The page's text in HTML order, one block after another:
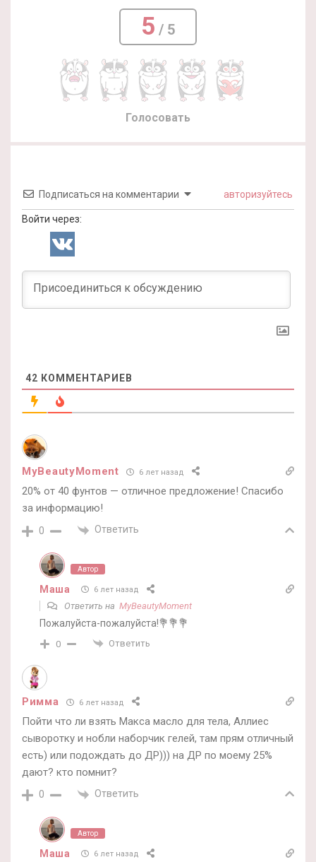
5 / 5
Голосовать
Подписаться на комментарии авторизуйтесь
Войти через:
42 КОММЕНТАРИЕВ
MyBeautyMoment 6 лет назад
20% от 40 фунтов — отличное предложение! Спасибо
за информацию!
0 Ответить
Автор
Маша 6 лет назад
Ответить на MyBeautyMoment
Пожалуйста-пожалуйста!💐💐💐
0 Ответить
Римма 6 лет назад
Пойти что ли взять Макса масло для тела, Аллиес
сыворотку и нобли наборчик гелей, там прям отличный
есть) или подождать до ДР))) на ДР по моему 25%
дают? кто помнит?
0 Ответить
Автор
Маша 6 лет назад